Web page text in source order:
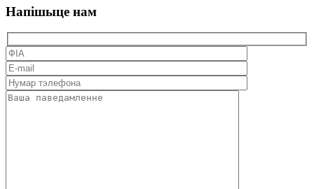
Напішыце нам